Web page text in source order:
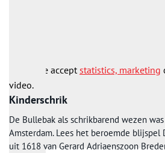
wanneer die andere brug, bij de
Please acceptstatistics, marketing
video.
Kinderschrik
De Bullebak als schrikbarend wezen
Amsterdam. Lees het beroemde blijspel
uit 1618 van Gerard Adriaenszoon